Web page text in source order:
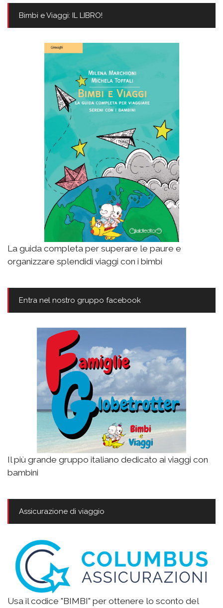
Bimbi e Viaggi: IL LIBRO!
La guida completa per superare le paure e
organizzare splendidi viaggi con i bimbi
Entra nel nostro gruppo facebook
Il più grande gruppo italiano dedicato ai viaggi con
bambini
Assicurazione di viaggio
Usa il codice "BIMBI" per ottenere lo sconto del